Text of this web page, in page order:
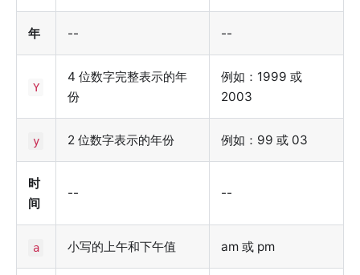
年 -- --
Y
4 位数字完整表示的年
份
例如：1999 或
2003
y 2 位数字表示的年份 例如：99 或 03
时
间
-- --
a 小写的上午和下午值 am 或 pm